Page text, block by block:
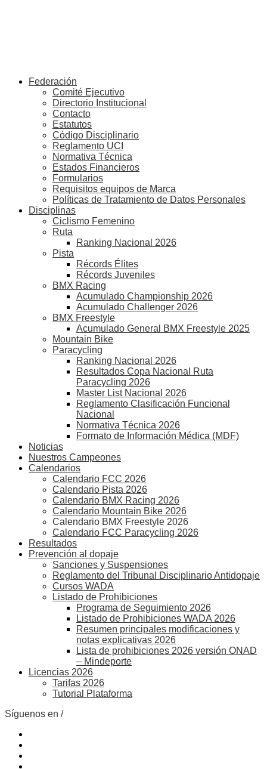
Federación
Comité Ejecutivo
Directorio Institucional
Contacto
Estatutos
Código Disciplinario
Reglamento UCI
Normativa Técnica
Estados Financieros
Formularios
Requisitos equipos de Marca
Políticas de Tratamiento de Datos Personales
Disciplinas
Ciclismo Femenino
Ruta
Ranking Nacional 2026
Pista
Récords Élites
Récords Juveniles
BMX Racing
Acumulado Championship 2026
Acumulado Challenger 2026
BMX Freestyle
Acumulado General BMX Freestyle 2025
Mountain Bike
Paracycling
Ranking Nacional 2026
Resultados Copa Nacional Ruta
Paracycling 2026
Master List Nacional 2026
Reglamento Clasificación Funcional
Nacional
Normativa Técnica 2026
Formato de Información Médica (MDF)
Noticias
Nuestros Campeones
Calendarios
Calendario FCC 2026
Calendario Pista 2026
Calendario BMX Racing 2026
Calendario Mountain Bike 2026
Calendario BMX Freestyle 2026
Calendario FCC Paracycling 2026
Resultados
Prevención al dopaje
Sanciones y Suspensiones
Reglamento del Tribunal Disciplinario Antidopaje
Cursos WADA
Listado de Prohibiciones
Programa de Seguimiento 2026
Listado de Prohibiciones WADA 2026
Resumen principales modificaciones y
notas explicativas 2026
Lista de prohibiciones 2026 versión ONAD
– Mindeporte
Licencias 2026
Tarifas 2026
Tutorial Plataforma
Síguenos en /